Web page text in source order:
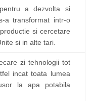
a dezvolta si
a transformat intr-o
si cercetare
si in alte tari.
zi tehnologii tot
incat toata lumea
la apa potabila